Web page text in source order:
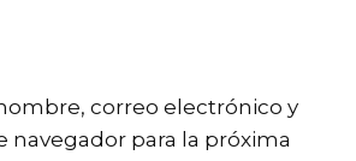
correo electrónico y
navegador para la próxima